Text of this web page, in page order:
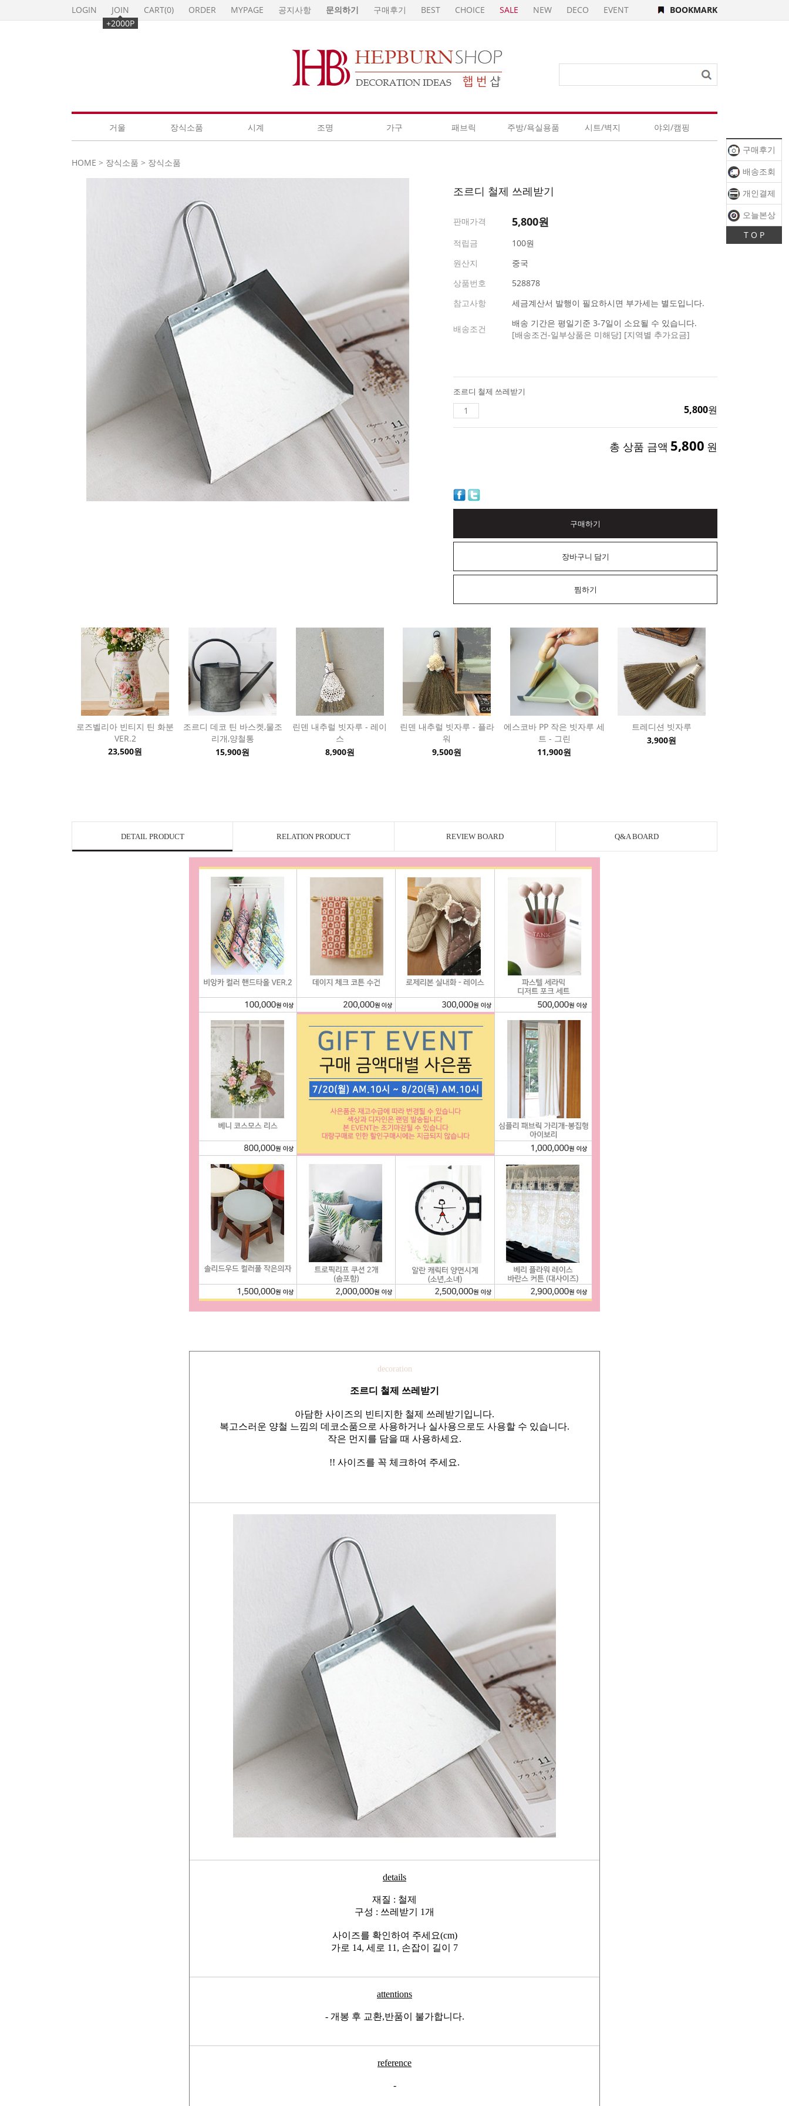
구매후기
배송조회
개인결제
오늘본상
T O P
LOGIN
JOIN
+2000P
CART(0) ORDER MYPAGE 공지사항 문의하기 구매후기 BEST CHOICE SALE NEW DECO EVENT BOOKMARK
거울 장식소품 시계 조명 가구 패브릭 주방/욕실용품 시트/벽지 야외/캠핑
HOME > 장식소품 > 장식소품
조르디 철제 쓰레받기
판매가격 5,800원
적립금
100원
원산지
중국
상품번호
528878
참고사항
세금계산서 발행이 필요하시면 부가세는 별도입니다.
배송조건
배송 기간은 평일기준 3-7일이 소요될 수 있습니다.
[배송조건-일부상품은 미해당] [지역별 추가요금]
조르디 철제 쓰레받기
5,800원
총 상품 금액 5,800 원
구매하기
장바구니 담기
찜하기
로즈벨리아 빈티지 틴 화분
VER.2
23,500원
조르디 데코 틴 바스켓,물조
리개,양철통
15,900원
린덴 내추럴 빗자루 - 레이
스
8,900원
린덴 내추럴 빗자루 - 플라
워
9,500원
에스코바 PP 작은 빗자루 세
트 - 그린
11,900원
트레디션 빗자루
3,900원
DETAIL PRODUCT RELATION PRODUCT REVIEW BOARD Q&A BOARD
decoration
조르디 철제 쓰레받기
아담한 사이즈의 빈티지한 철제 쓰레받기입니다.
복고스러운 양철 느낌의 데코소품으로 사용하거나 실사용으로도 사용할 수 있습니다.
작은 먼지를 담을 때 사용하세요.
!! 사이즈를 꼭 체크하여 주세요.
details
재질 : 철제
구성 : 쓰레받기 1개
사이즈를 확인하여 주세요(cm)
가로 14, 세로 11, 손잡이 길이 7
attentions
- 개봉 후 교환,반품이 불가합니다.
reference
-